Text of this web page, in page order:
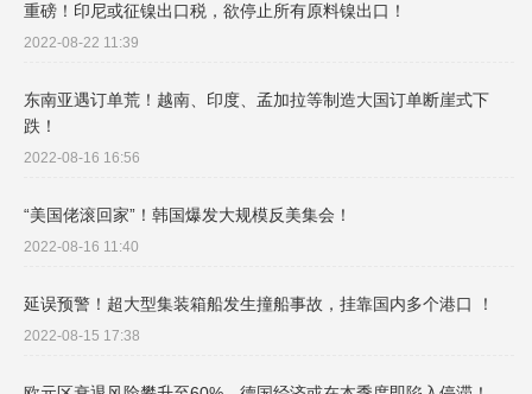
重磅！印尼或征镍出口税，欲停止所有原料镍出口！
2022-08-22 11:39
东南亚遇订单荒！越南、印度、孟加拉等制造大国订单断崖式下
跌！
2022-08-16 16:56
“美国佬滚回家”！韩国爆发大规模反美集会！
2022-08-16 11:40
延误预警！超大型集装箱船发生撞船事故，挂靠国内多个港口 ！
2022-08-15 17:38